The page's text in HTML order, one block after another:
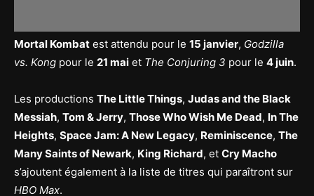
Mortal Kombat est attendu pour le 15 janvier, Godzilla
vs. Kong pour le 21 mai et The Conjuring 3 pour le 4 juin.
Les productions The Little Things, Judas and the Black
Messiah, Tom & Jerry, Those Who Wish Me Dead, In The
Heights, Space Jam: A New Legacy, Reminiscence, The
Many Saints of Newark, King Richard, et Cry Macho
s’ajoutent également à la liste de titres qui paraîtront sur
HBO Max.